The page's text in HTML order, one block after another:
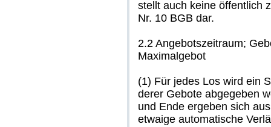
stellt auch keine öffentlich
Nr. 10 BGB dar.
2.2 Angebotszeitraum;
Maximalgebot
(1) Für jedes Los wird ein
derer Gebote abgegeben
und Ende ergeben sich
etwaige automatische